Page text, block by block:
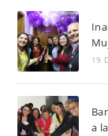
19
a